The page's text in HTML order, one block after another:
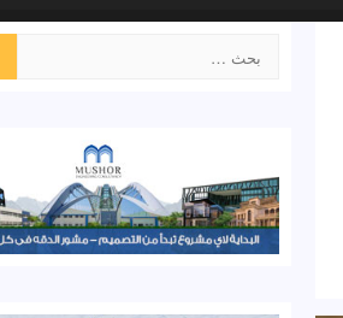
عن: